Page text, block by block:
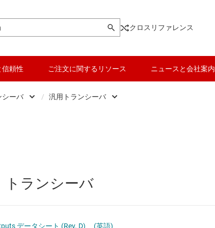
クロスリファレンス
信頼性 ご注文に関するリソース ニュースと会社案内
マイコン (MCU) / プロセッサ
シーバ / 汎用トランシーバ
トランシーバ
データシート (Rev. D) (英語)